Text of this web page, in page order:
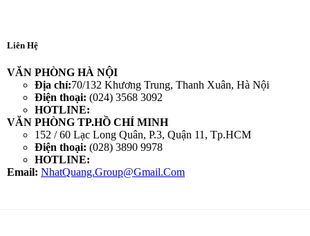
Liên Hệ
VĂN PHÒNG HÀ NỘI
Địa chỉ:70/132 Khương Trung, Thanh Xuân, Hà Nội
Điện thoại: (024) 3568 3092
HOTLINE:
VĂN PHÒNG TP.HỒ CHÍ MINH
152 / 60 Lạc Long Quân, P.3, Quận 11, Tp.HCM
Điện thoại: (028) 3890 9978
HOTLINE:
Email: NhatQuang.Group@Gmail.Com